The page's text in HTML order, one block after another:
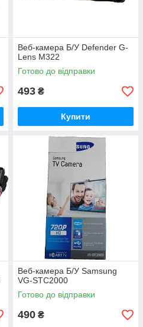
Веб-камера Б/У Defender G-
Lens M322
Готово до відправки
493 ₴
Купити
Веб-камера Б/У Samsung
VG-STC2000
Готово до відправки
490 ₴